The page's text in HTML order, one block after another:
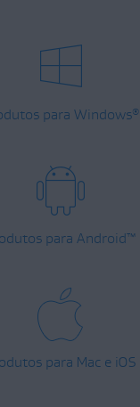
para Windows®
para Android™
para Mac e iOS